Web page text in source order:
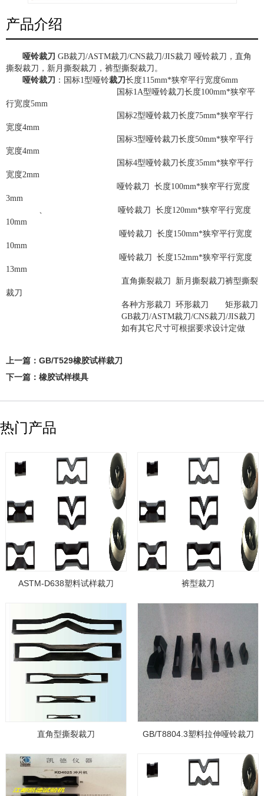
产品介绍
哑铃裁刀 GB裁刀/ASTM裁刀/CNS裁刀/JIS裁刀 哑铃裁刀，直角
撕裂裁刀，新月撕裂裁刀，裤型撕裂裁刀。
哑铃裁刀 ：国标1型哑铃裁刀长度115mm*狭窄平行宽度6mm
国标1A型哑铃裁刀长度100mm*狭窄平
行宽度5mm
国标2型哑铃裁刀长度75mm*狭窄平行
宽度4mm
国标3型哑铃裁刀长度50mm*狭窄平行
宽度4mm
国标4型哑铃裁刀长度35mm*狭窄平行
宽度2mm
哑铃裁刀 长度100mm*狭窄平行宽度
3mm
、 哑铃裁刀 长度120mm*狭窄平行宽度
10mm
哑铃裁刀 长度150mm*狭窄平行宽度
10mm
哑铃裁刀 长度152mm*狭窄平行宽度
13mm
直角撕裂裁刀 新月撕裂裁刀裤型撕裂
裁刀
各种方形裁刀 环形裁刀 矩形裁刀
GB裁刀/ASTM裁刀/CNS裁刀/JIS裁刀
如有其它尺寸可根据要求设计定做
上一篇： GB/T529橡胶试样裁刀
下一篇： 橡胶试样模具
热门产品
ASTM-D638塑料试样裁刀 裤型裁刀
直角型撕裂裁刀 GB/T8804.3塑料拉伸哑铃裁刀